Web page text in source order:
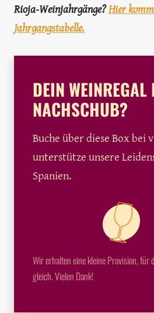
Rioja-Weinjahrgänge?Hier
Jahrgangstabelle.
DEIN
NACHSCHUB?
Buche über diese Box bei
unterstütze unsere
Spanien.
Wir erhalten eine kleine Provision, für
gleich. Vielen Dank!